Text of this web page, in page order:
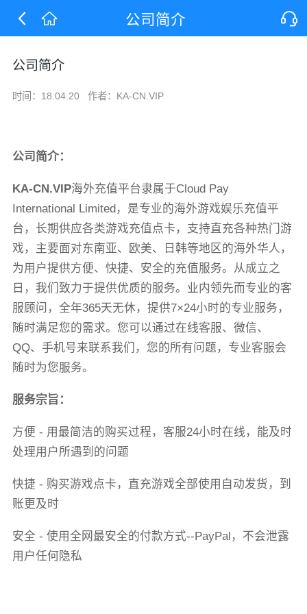
公司简介
公司简介
时间：18.04.20 作者：KA-CN.VIP
公司简介：
KA-CN.VIP海外充值平台隶属于Cloud Pay
International Limited， 是专业的海外游戏娱乐充值平
台 ，长期供应各类游戏充值点卡，支持直充各种热门游
戏，主要面对东南亚、欧美、日韩等地区的海外华人，
为用户提供方便、快捷、安全的充值服务。从成立之
日，我们致力于提供优质的服务。业内领先而专业的客
服顾问，全年365天无休，提供7×24小时的专业服务，
随时满足您的需求。您可以通过在线客服、微信、
QQ、手机号来联系我们，您的所有问题，专业客服会
随时为您服务。
服务宗旨：
方便 - 用最简洁的购买过程，客服24小时在线，能及时
处理用户所遇到的问题
快捷 - 购买游戏点卡，直充游戏全部使用自动发货，到
账更及时
安全 - 使用全网最安全的付款方式--PayPal，不会泄露
用户任何隐私